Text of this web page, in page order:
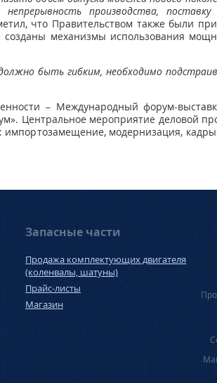
производства,
что Правительством также были
механизмы использования
быть гибким, необходимо
– Международный форум-
Центральное мероприятие деловой
модернизация,
Запасные части
Продажа комплектующих двигателя
(коленвалы, шатуны)
Прайс-листы
Магазин